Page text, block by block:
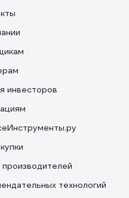
инвесторов
технологий